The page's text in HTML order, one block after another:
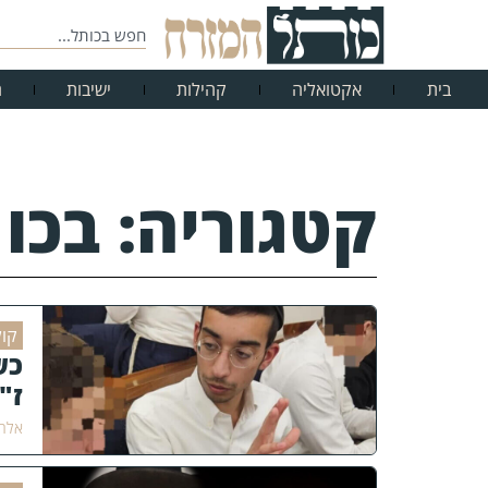
בית אקטואליה קהילות ישיבות
קטגוריה: